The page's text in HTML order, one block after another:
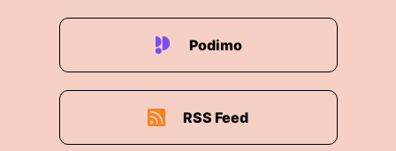
Podimo
RSS Feed